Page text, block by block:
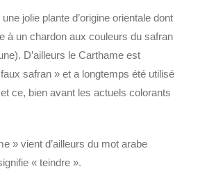
jolie plante d’origine orientale dont
à un chardon aux couleurs du safran
D’ailleurs le Carthame est
safran » et a longtemps été utilisé
ce, bien avant les actuels colorants
» vient d’ailleurs du mot arabe
« teindre ».